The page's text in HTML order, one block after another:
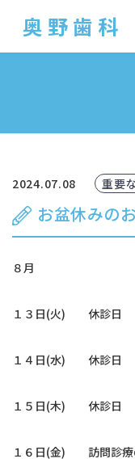
奥野歯科
医師紹介
診療案内
はじめての方へ
交通アクセス
お問い合わせ
tel.
2024.07.08 重要
お盆休みの
８月
１３日(火) 休診日
１４日(水) 休診日
１５日(木) 休診日
１６日(金) 訪問診療